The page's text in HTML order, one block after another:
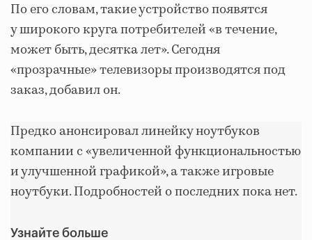
По его словам, такие устройство появятся
у широкого круга потребителей «в течение,
может быть, десятка лет». Сегодня
«прозрачные» телевизоры производятся под
заказ, добавил он.
Предко анонсировал линейку ноутбуков
компании с «увеличенной функциональностью
и улучшенной графикой», а также игровые
ноутбуки. Подробностей о последних пока нет.
Узнайте больше